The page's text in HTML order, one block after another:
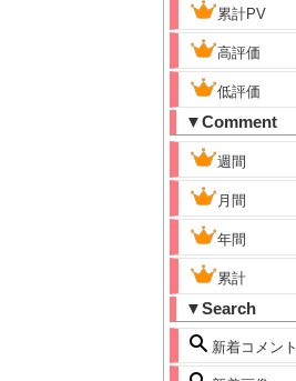
累計PV
高評価
低評価
▼Comment
週間
月間
年間
累計
▼Search
新着コメント